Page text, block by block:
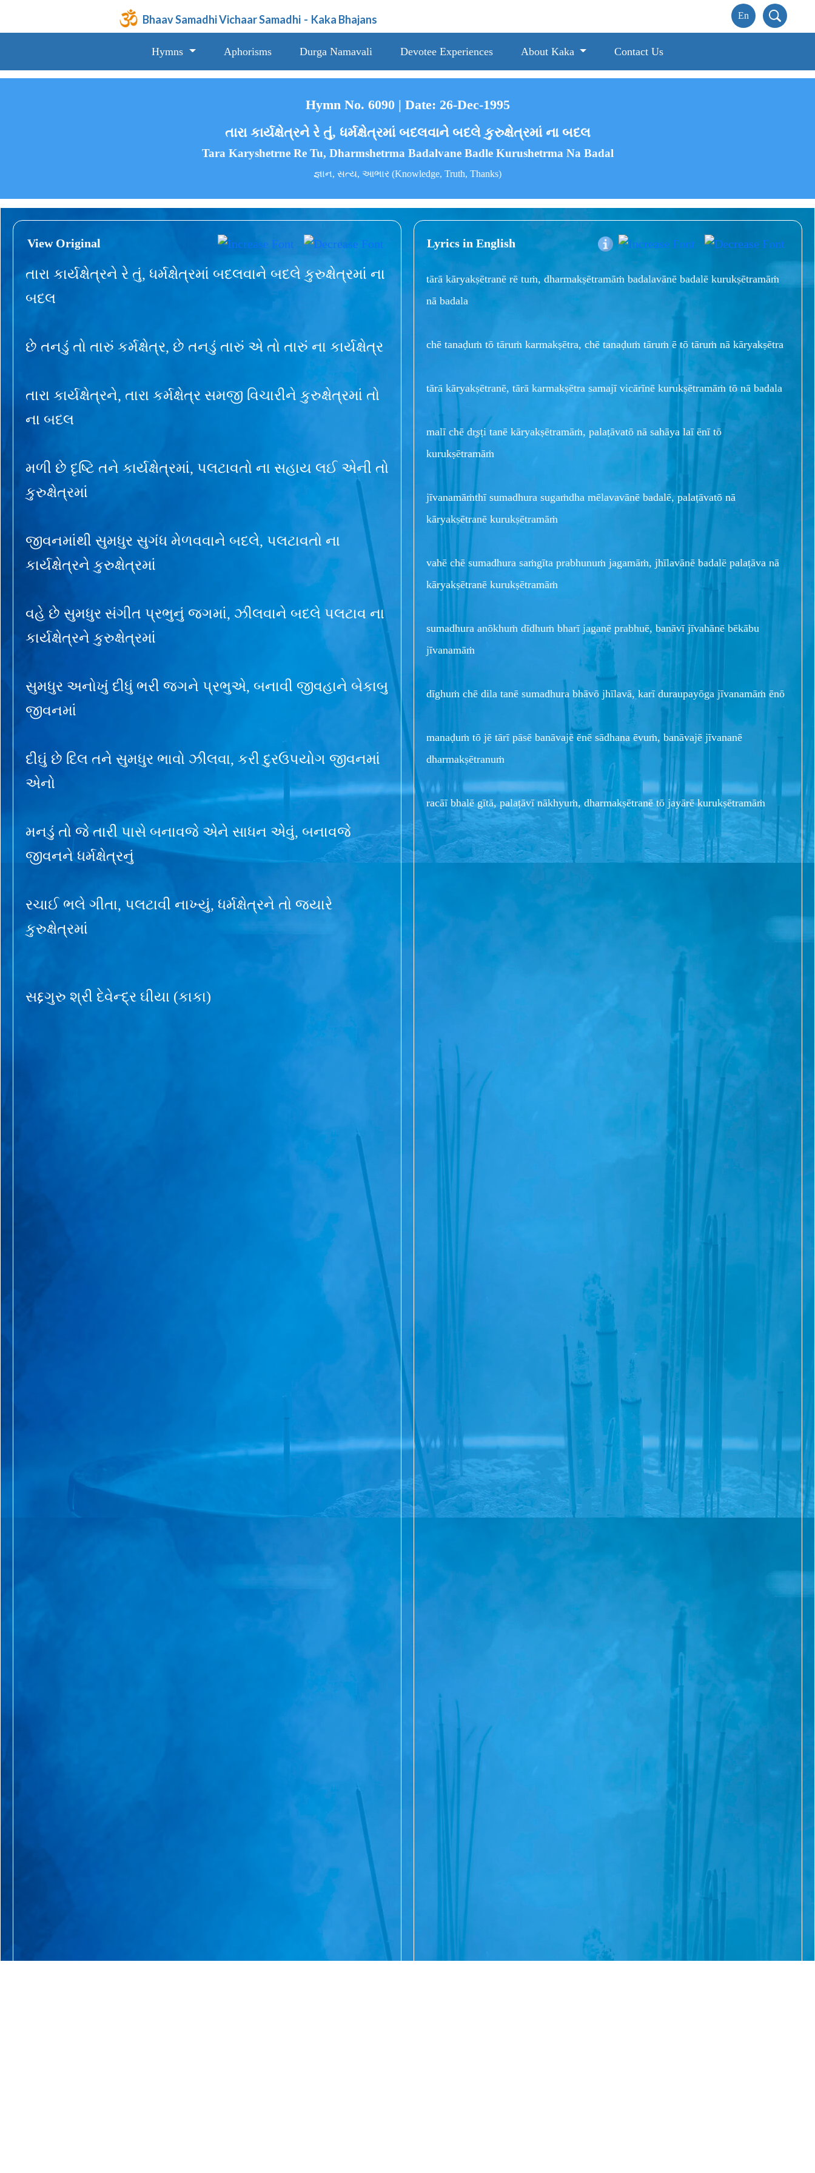
Bhaav Samadhi Vichaar Samadhi - Kaka Bhajans
Hymns Aphorisms Durga Namavali Devotee Experiences About Kaka Contact Us
Hymn No. 6090 | Date: 26-Dec-1995
તારા કાર્યક્ષેત્રને રે તું, ધર્મક્ષેત્રમાં બદલવાને બદલે કુરુક્ષેત્રમાં ના બદલ
Tara Karyshetrne Re Tu, Dharmshetrma Badalvane Badle Kurushetrma Na Badal
જ્ઞાન, સત્ય, આભાર (Knowledge, Truth, Thanks)
View Original
તારા કાર્યક્ષેત્રને રે તું, ધર્મક્ષેત્રમાં બદલવાને બદલે કુરુક્ષેત્રમાં ના
બદલ
છે તનડું તો તારું કર્મક્ષેત્ર, છે તનડું તારું એ તો તારું ના કાર્યક્ષેત્ર
તારા કાર્યક્ષેત્રને, તારા કર્મક્ષેત્ર સમજી વિચારીને કુરુક્ષેત્રમાં તો
ના બદલ
મળી છે દૃષ્ટિ તને કાર્યક્ષેત્રમાં, પલટાવતો ના સહાય લઈ એની તો
કુરુક્ષેત્રમાં
જીવનમાંથી સુમધુર સુગંધ મેળવવાને બદલે, પલટાવતો ના
કાર્યક્ષેત્રને કુરુક્ષેત્રમાં
વહે છે સુમધુર સંગીત પ્રભુનું જગમાં, ઝીલવાને બદલે પલટાવ ના
કાર્યક્ષેત્રને કુરુક્ષેત્રમાં
સુમધુર અનોખું દીધું ભરી જગને પ્રભુએ, બનાવી જીવહાને બેકાબુ
જીવનમાં
દીઘું છે દિલ તને સુમધુર ભાવો ઝીલવા, કરી દુરઉપયોગ જીવનમાં
એનો
મનડું તો જે તારી પાસે બનાવજે એને સાધન એવું, બનાવજે
જીવનને ધર્મક્ષેત્રનું
રચાઈ ભલે ગીતા, પલટાવી નાખ્યું, ધર્મક્ષેત્રને તો જયારે
કુરુક્ષેત્રમાં
સદ્દગુરુ શ્રી દેવેન્દ્ર ઘીયા (કાકા)
Lyrics in English
tārā kāryakṣētranē rē tuṁ, dharmakṣētramāṁ badalavānē badalē kurukṣētramāṁ
nā badala
chē tanaḍuṁ tō tāruṁ karmakṣētra, chē tanaḍuṁ tāruṁ ē tō tāruṁ nā kāryakṣētra
tārā kāryakṣētranē, tārā karmakṣētra samajī vicārīnē kurukṣētramāṁ tō nā badala
malī chē dr̥ṣṭi tanē kāryakṣētramāṁ, palaṭāvatō nā sahāya laī ēnī tō
kurukṣētramāṁ
jīvanamāṁthī sumadhura sugaṁdha mēlavavānē badalē, palaṭāvatō nā
kāryakṣētranē kurukṣētramāṁ
vahē chē sumadhura saṁgīta prabhunuṁ jagamāṁ, jhīlavānē badalē palaṭāva nā
kāryakṣētranē kurukṣētramāṁ
sumadhura anōkhuṁ dīdhuṁ bharī jaganē prabhuē, banāvī jīvahānē bēkābu
jīvanamāṁ
dīghuṁ chē dila tanē sumadhura bhāvō jhīlavā, karī duraupayōga jīvanamāṁ ēnō
manaḍuṁ tō jē tārī pāsē banāvajē ēnē sādhana ēvuṁ, banāvajē jīvananē
dharmakṣētranuṁ
racāī bhalē gītā, palaṭāvī nākhyuṁ, dharmakṣētranē tō jayārē kurukṣētramāṁ